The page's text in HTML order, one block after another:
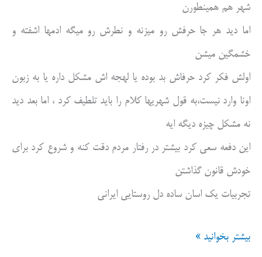
شهر هم همینطورن
اما دید هر جا حرفش رو میزنه و نطرش رو میگه ادمها اشفته و
خشمگین میشن
اولش فکر کرد حرفاش بد بوده یا لهجه اش مشکل داره یا به زبون
اونا وارد نیست،به قول شهریها کلام را باید تلطیف کرد ، اما بعد دید
نه مشکل چیزه دیگه ایه
این دفعه سعی کرد بیشتر در رفتار مردم دقت کنه و شروع کرد برای
خودش قانون گذاشتن
تجربیات یک اسان ساده دل روستایی ایرانی
تجربیات
بیشتر بخوانید »